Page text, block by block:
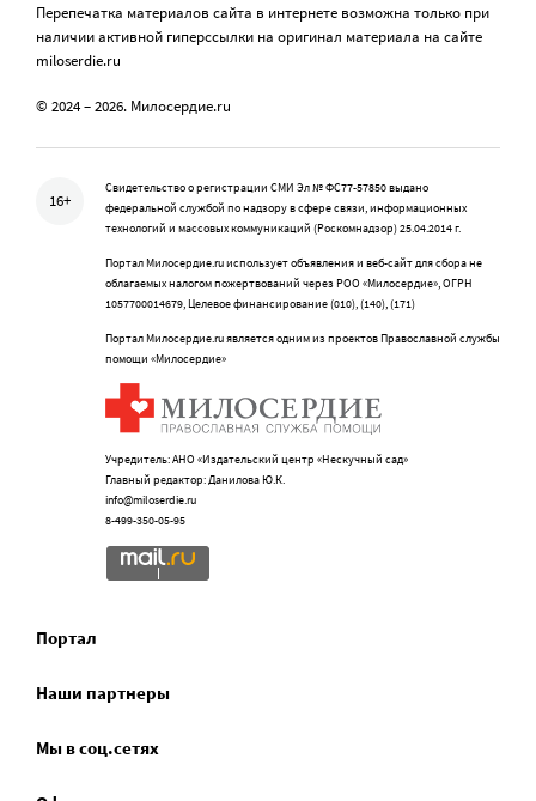
Перепечатка материалов сайта в интернете возможна только при
наличии активной гиперссылки на оригинал материала на сайте
miloserdie.ru
© 2024 – 2026. Милосердие.ru
16+
Свидетельство о регистрации СМИ Эл № ФС77-57850 выдано
федеральной службой по надзору в сфере связи, информационных
технологий и массовых коммуникаций (Роскомнадзор) 25.04.2014 г.
Портал Милосердие.ru использует объявления и веб-сайт для сбора не
облагаемых налогом пожертвований через РОО «Милосердие», ОГРН
1057700014679, Целевое финансирование (010), (140), (171)
Портал Милосердие.ru является одним из проектов Православной службы
помощи «Милосердие»
Учредитель: АНО «Издательский центр «Нескучный сад»
Главный редактор: Данилова Ю.К.
info@miloserdie.ru
8-499-350-05-95
Портал
Наши партнеры
Мы в соц.сетях